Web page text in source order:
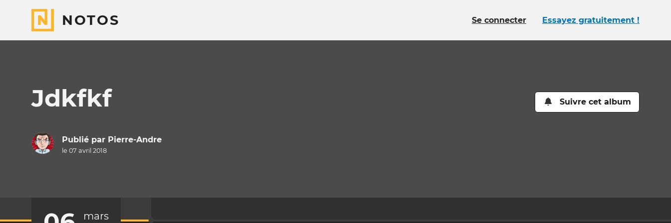
NOTOS Se connecter Essayez gratuitement !
Jdkfkf Suivre cet album
Publié par Pierre-Andre
le 07 avril 2018
mars